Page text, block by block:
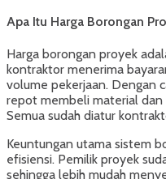
Apa Itu Harga Borongan
Harga borongan proyek
kontraktor menerima
volume pekerjaan. Dengan
repot membeli material dan
Semua sudah diatur
Keuntungan utama sistem
efisiensi. Pemilik proyek
sehingga lebih mudah